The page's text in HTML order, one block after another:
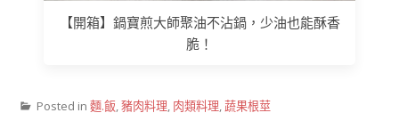
【開箱】鍋寶煎大師聚油不沾鍋，少油也能酥香
脆！
Posted in 麵.飯 豬肉料理 肉類料理 蔬果根莖